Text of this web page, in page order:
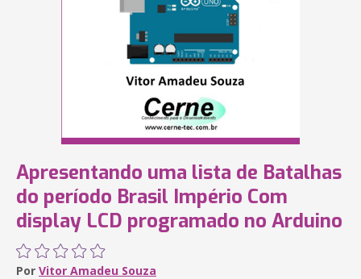
Apresentando uma lista de Batalhas
do período Brasil Império Com
display LCD programado no Arduino
Por Vitor Amadeu Souza